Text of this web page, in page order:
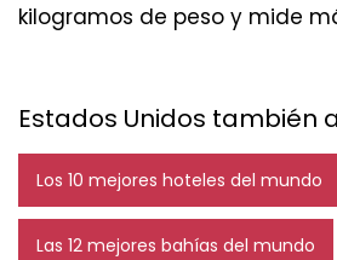
kilogramos de peso y mide
Estados Unidos también
Los 10 mejores hoteles del mundo
Las 12 mejores bahías del mundo